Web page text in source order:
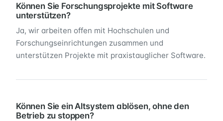
Können Sie Forschungsprojekte mit Software
unterstützen?
Ja, wir arbeiten offen mit Hochschulen und
Forschungseinrichtungen zusammen und
unterstützen Projekte mit praxistauglicher Software.
Können Sie ein Altsystem ablösen, ohne den
Betrieb zu stoppen?